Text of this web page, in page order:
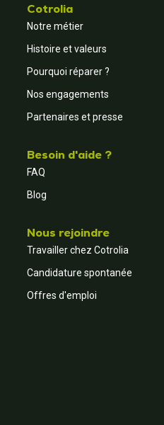
Cotrolia
Notre métier
Histoire et valeurs
Pourquoi réparer ?
Nos engagements
Partenaires et presse
Besoin d'aide ?
FAQ
Blog
Nous rejoindre
Travailler chez Cotrolia
Candidature spontanée
Offres d'emploi